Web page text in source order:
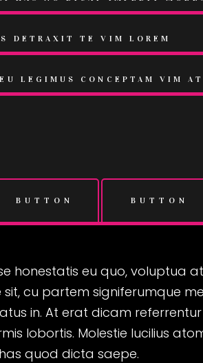
DETRAXIT TE VIM LOREM
LEGIMUS CONCEPTAM VIM AT
BUTTON BUTTON
honestatis eu quo, voluptua
cu partem signiferumque
in. At erat dicam
lobortis. Molestie lucilius
quod dicta saepe.